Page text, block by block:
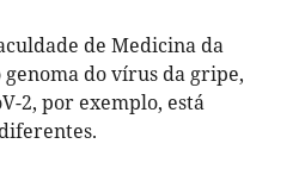
de Medicina da
do vírus da gripe,
2, por exemplo, está